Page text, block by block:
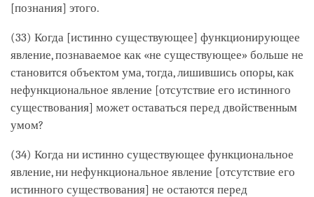
[познания] этого.
(33) Когда [истинно существующее] функционирующее
явление, познаваемое как «не существующее» больше не
становится объектом ума, тогда, лишившись опоры, как
нефункциональное явление [отсутствие его истинного
существования] может оставаться перед двойственным
умом?
(34) Когда ни истинно существующее функциональное
явление, ни нефункциональное явление [отсутствие его
истинного существования] не остаются перед